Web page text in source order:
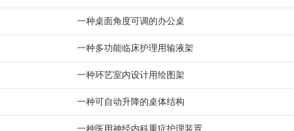
一种桌面角度可调的办公桌
一种多功能临床护理用输液架
一种环艺室内设计用绘图架
一种可自动升降的桌体结构
一种医用神经内科重症护理装置